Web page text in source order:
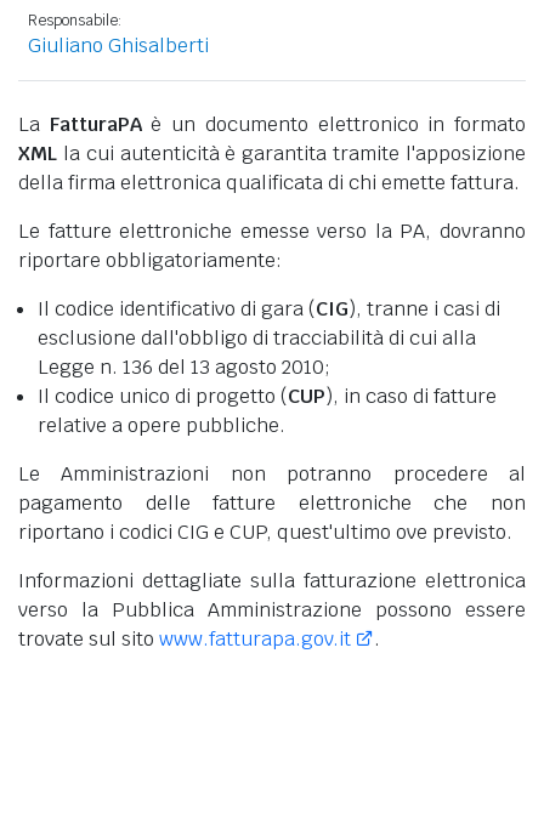
Responsabile:
Giuliano Ghisalberti
La FatturaPAè un documento elettronico in formato
XML la cui autenticità è garantita tramite l'apposizione
della firma elettronica qualificata di chi emette fattura.
Le fatture elettroniche emesse verso la PA, dovranno
riportare obbligatoriamente:
Il codice identificativo di gara (CIG), tranne i casi di
esclusione dall'obbligo di tracciabilità di cui alla
Legge n. 136 del 13 agosto 2010;
Il codice unico di progetto (CUP), in caso di fatture
relative a opere pubbliche.
Le Amministrazioni non potranno procedere al
pagamento delle fatture elettroniche che non
riportano i codici CIG e CUP, quest'ultimo ove previsto.
Informazioni dettagliate sulla fatturazione elettronica
verso la Pubblica Amministrazione possono essere
trovate sul sito www.fatturapa.gov.it .